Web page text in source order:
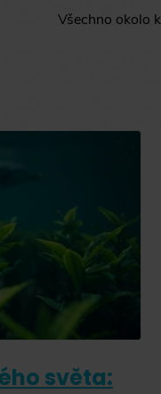
Všechno okolo
světa: